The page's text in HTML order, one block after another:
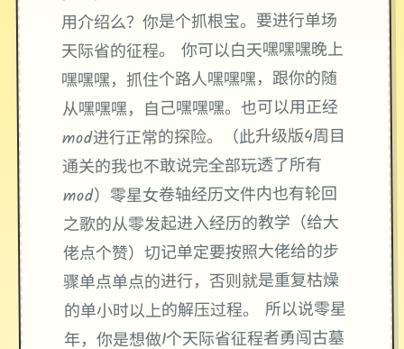
用介绍么？你是个抓根宝。要进行单场
天际省的征程。 你可以白天嘿嘿嘿晚上
嘿嘿嘿，抓住个路人嘿嘿嘿，跟你的随
从嘿嘿嘿，自己嘿嘿嘿。也可以用正经
mod进行正常的探险。（此升级版4周目
通关的我也不敢说完全部玩透了所有
mod）零星女卷轴经历文件内也有轮回
之歌的从零发起进入经历的教学（给大
佬点个赞）切记单定要按照大佬给的步
骤单点单点的进行，否则就是重复枯燥
的单小时以上的解压过程。 所以说零星
年，你是想做1个天际省征程者勇闯古墓